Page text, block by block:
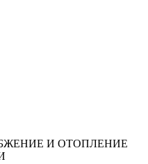
И ОТОПЛЕНИЕ